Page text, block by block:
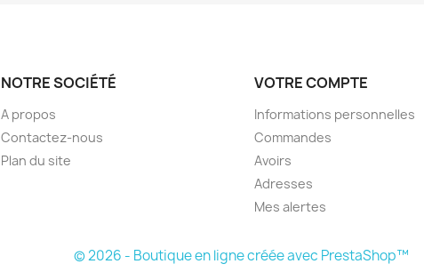
NOTRE SOCIÉTÉ
A propos
Contactez-nous
Plan du site
VOTRE COMPTE
Informations personnelles
Commandes
Avoirs
Adresses
Mes alertes
© 2026 - Boutique en ligne créée avec PrestaShop™